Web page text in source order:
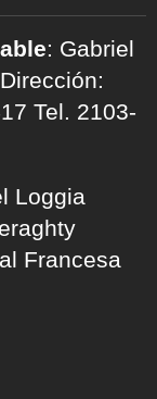
: Gabriel
Tel. 2103-
Loggia
Francesa